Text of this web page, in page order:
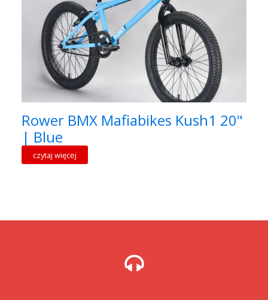
Rower BMX Mafiabikes Kush1 20"
| Blue
czytaj więcej